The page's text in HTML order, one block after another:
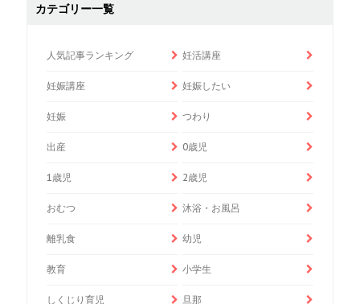
カテゴリー一覧
人気記事ランキング 妊活講座
妊娠講座 妊娠したい
妊娠 つわり
出産 0歳児
1歳児 2歳児
おむつ 沐浴・お風呂
離乳食 幼児
教育 小学生
しくじり育児 旦那